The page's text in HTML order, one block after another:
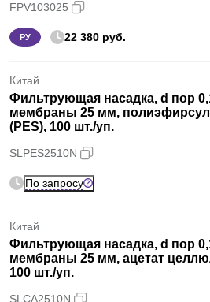
FPV103025
РУ 22 380 руб.
Китай
Фильтрующая насадка, d пор
мембраны 25 мм,
(PES), 100 шт./уп.
SLPES2510N
По запросу
Китай
Фильтрующая насадка, d пор
мембраны 25 мм, ацетат
100 шт./уп.
SLCA2510N